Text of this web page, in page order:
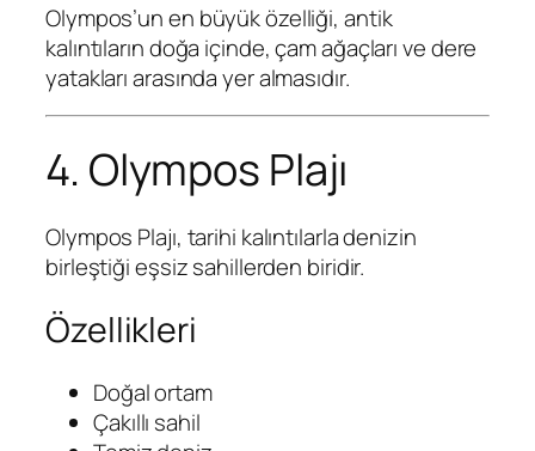
Olympos’un en büyük özelliği, antik
kalıntıların doğa içinde, çam ağaçları ve dere
yatakları arasında yer almasıdır.
4. Olympos Plajı
Olympos Plajı, tarihi kalıntılarla denizin
birleştiği eşsiz sahillerden biridir.
Özellikleri
Doğal ortam
Çakıllı sahil